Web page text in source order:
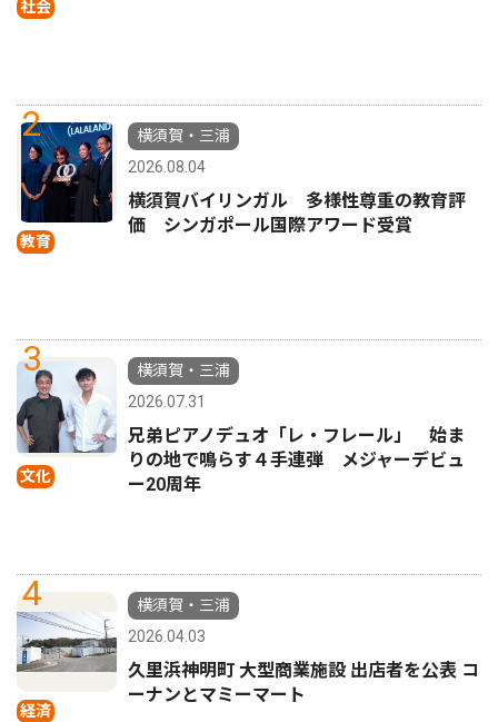
社会
2
教育
横須賀・三浦
2026.08.04
横須賀バイリンガル 多様性尊重の教育評
価 シンガポール国際アワード受賞
3
文化
横須賀・三浦
2026.07.31
兄弟ピアノデュオ「レ・フレール」 始ま
りの地で鳴らす４手連弾 メジャーデビュ
ー20周年
4
経済
横須賀・三浦
2026.04.03
久里浜神明町 大型商業施設 出店者を公表 コ
ーナンとマミーマート